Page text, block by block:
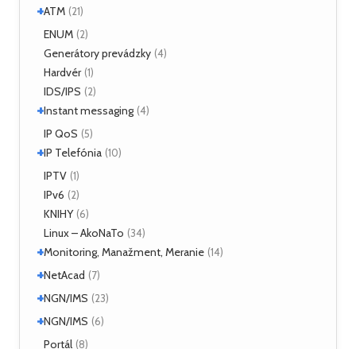
Linux
+ATM (21)
ATM Linux
+Hardvér (6)
ENUM (2)
Generátory prevádzky (4)
Hardvér (1)
IDS/IPS (2)
+Instant messaging (4)
SIMPLE
XMPP (2)
IP QoS (5)
+IP Telefónia (10)
VoIP
IPTV (1)
IPv6 (2)
KNIHY (6)
Linux – AkoNaTo (34)
+Monitoring, Manažment, Meranie (14)
Nástroje
NetFlow
+NetAcad (7)
CCNA (2)
Príklady
+NGN/IMS (23)
Kamailio IMS
OpenIMSCore
+NGN/IMS (6)
Kamailio IMS
Portál (8)